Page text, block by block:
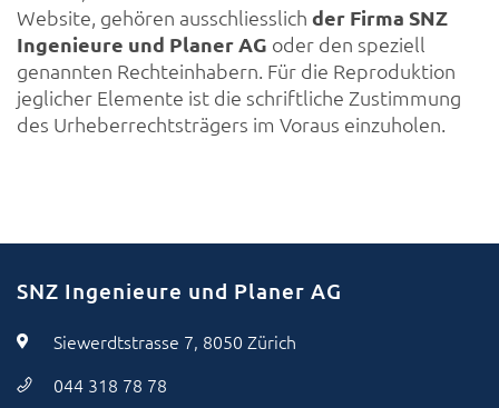
Website, gehören ausschliesslich der Firma SNZ
Ingenieure und Planer AG oder den speziell
genannten Rechteinhabern. Für die Reproduktion
jeglicher Elemente ist die schriftliche Zustimmung
des Urheberrechtsträgers im Voraus einzuholen.
SNZ Ingenieure und Planer AG
Siewerdtstrasse 7, 8050 Zürich
044 318 78 78